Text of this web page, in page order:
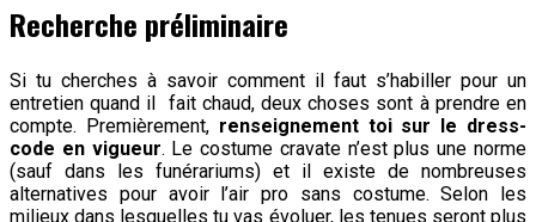
Recherche préliminaire
Si tu cherches à savoir comment il faut s’habiller pour un
entretien quand il fait chaud, deux choses sont à prendre en
compte. Premièrement, renseignement toi sur le dress-
code en vigueur. Le costume cravate n’est plus une norme
(sauf dans les funérariums) et il existe de nombreuses
alternatives pour avoir l’air pro sans costume. Selon les
milieux dans lesquelles tu vas évoluer, les tenues seront plus